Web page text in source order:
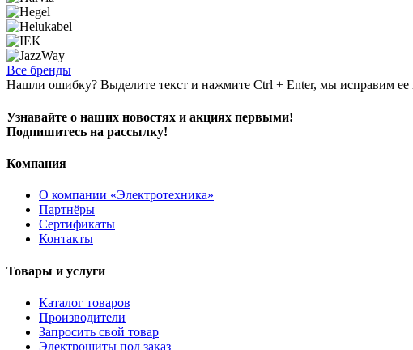
Все бренды
Нашли ошибку? Выделите текст и нажмите Ctrl + Enter, мы исправим ее
Узнавайте о наших новостях и акциях первыми!
Подпишитесь на рассылку!
Компания
О компании «Электротехника»
Партнёры
Сертификаты
Контакты
Товары и услуги
Каталог товаров
Производители
Запросить свой товар
Электрощиты под заказ